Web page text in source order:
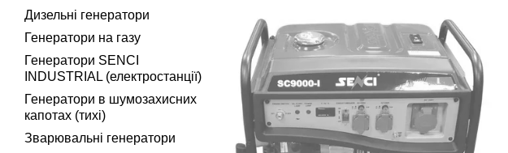
Дизельні генератори
Генератори на газу
Генератори SENCI
INDUSTRIAL (електростанції)
Генератори в шумозахисних
капотах (тихі)
Зварювальні генератори